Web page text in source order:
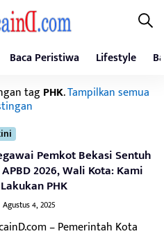
Baca Peristiwa Lifestyle
tagPHK.Tampilkan semua
Pemkot Bekasi Sentuh
2026, Wali Kota: Kami
PHK
Agustus 4, 2025
– Pemerintah Kota